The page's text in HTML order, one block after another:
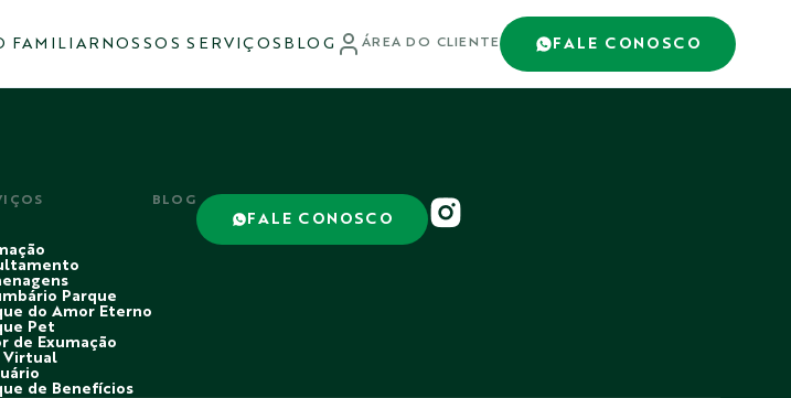
FAMILIAR NOSSOS SERVIÇOS BLOG ÁREA DO CLIENTE FALE CONOSCO
Parque
do Amor Eterno
Pet
de Exumação
Virtual
de Benefícios
BLOG
FALE CONOSCO